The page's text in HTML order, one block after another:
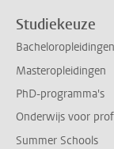
Studiekeuze
Bacheloropleidingen
Masteropleidingen
PhD-programma's
Onderwijs voor
Summer Schools